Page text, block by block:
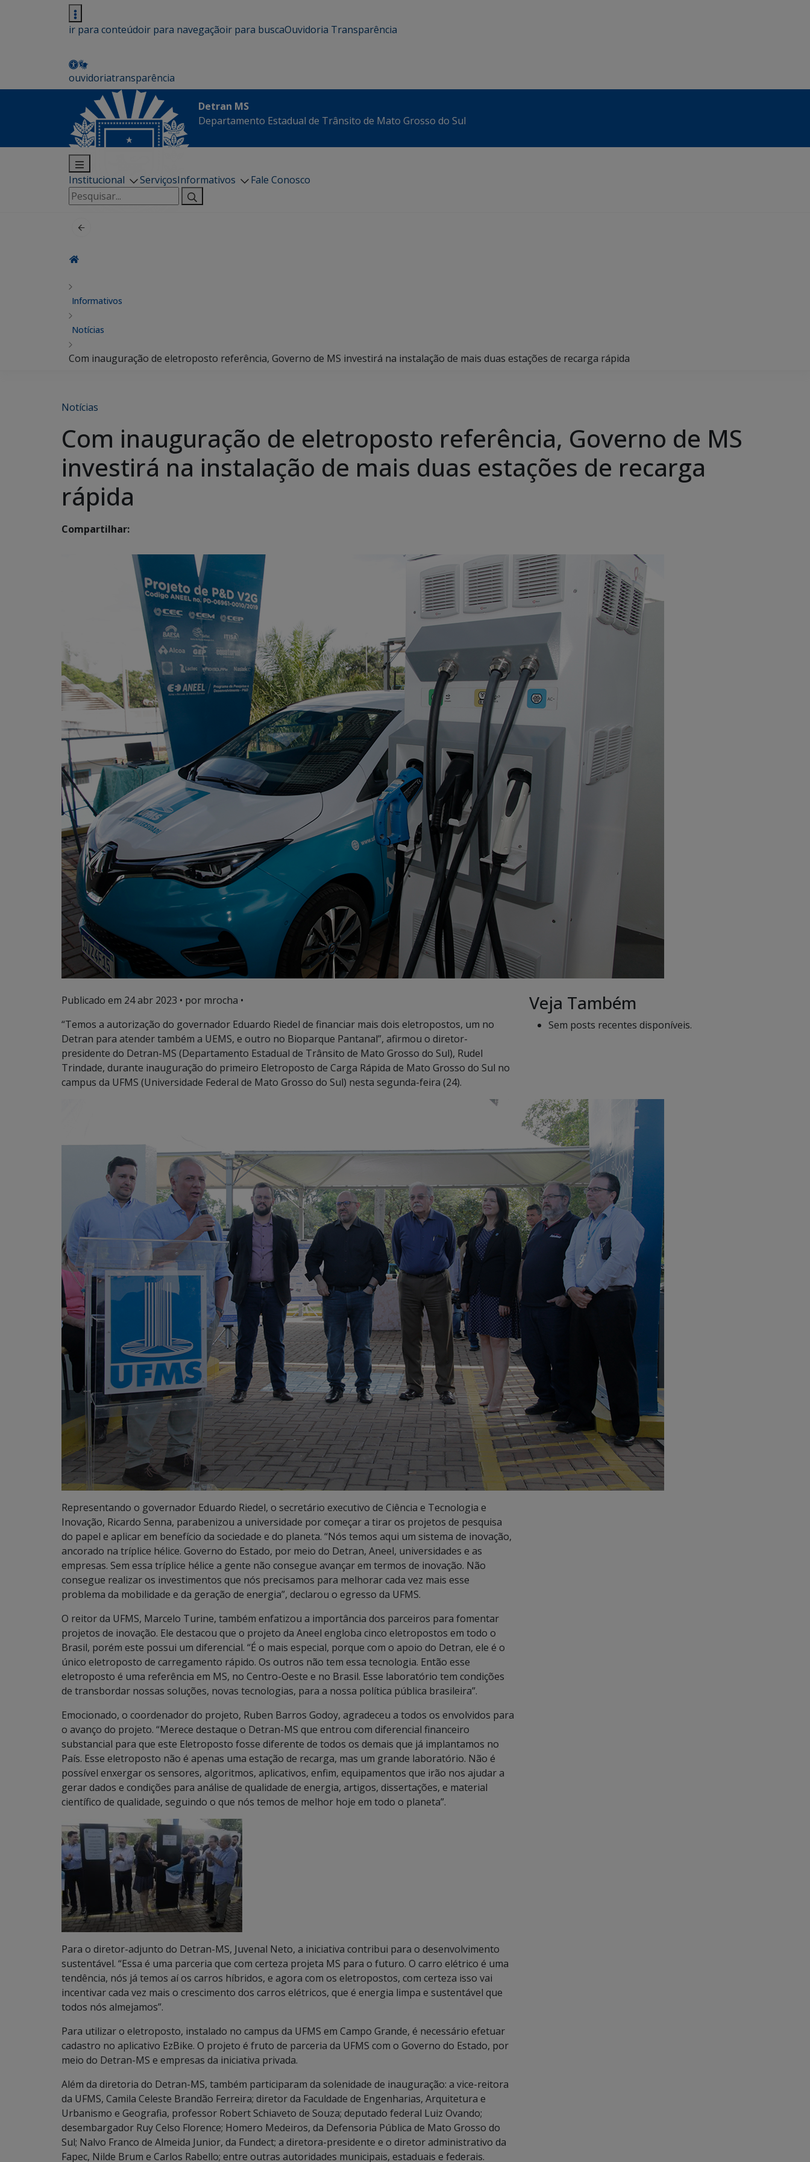
ir para conteúdoir para navegaçãoir para buscaOuvidoria Transparência
ouvidoriatransparência
Detran MS
Departamento Estadual de Trânsito de Mato Grosso do Sul
Institucional ServiçosInformativos
Fale Conosco
Pesquisar
por:
Informativos
Notícias
Com inauguração de eletroposto referência, Governo de MS investirá na instalação de mais duas estações de recarga rápida
Notícias
Com inauguração de eletroposto referência, Governo de MS
investirá na instalação de mais duas estações de recarga
rápida
Compartilhar:
Publicado em 24 abr 2023 • por mrocha •
“Temos a autorização do governador Eduardo Riedel de financiar mais dois eletropostos, um no
Detran para atender também a UEMS, e outro no Bioparque Pantanal”, afirmou o diretor-
presidente do Detran-MS (Departamento Estadual de Trânsito de Mato Grosso do Sul), Rudel
Trindade, durante inauguração do primeiro Eletroposto de Carga Rápida de Mato Grosso do Sul no
campus da UFMS (Universidade Federal de Mato Grosso do Sul) nesta segunda-feira (24).
Representando o governador Eduardo Riedel, o secretário executivo de Ciência e Tecnologia e
Inovação, Ricardo Senna, parabenizou a universidade por começar a tirar os projetos de pesquisa
do papel e aplicar em benefício da sociedade e do planeta. “Nós temos aqui um sistema de inovação,
ancorado na tríplice hélice. Governo do Estado, por meio do Detran, Aneel, universidades e as
empresas. Sem essa tríplice hélice a gente não consegue avançar em termos de inovação. Não
consegue realizar os investimentos que nós precisamos para melhorar cada vez mais esse
problema da mobilidade e da geração de energia”, declarou o egresso da UFMS.
O reitor da UFMS, Marcelo Turine, também enfatizou a importância dos parceiros para fomentar
projetos de inovação. Ele destacou que o projeto da Aneel engloba cinco eletropostos em todo o
Brasil, porém este possui um diferencial. “É o mais especial, porque com o apoio do Detran, ele é o
único eletroposto de carregamento rápido. Os outros não tem essa tecnologia. Então esse
eletroposto é uma referência em MS, no Centro-Oeste e no Brasil. Esse laboratório tem condições
de transbordar nossas soluções, novas tecnologias, para a nossa política pública brasileira”.
Emocionado, o coordenador do projeto, Ruben Barros Godoy, agradeceu a todos os envolvidos para
o avanço do projeto. “Merece destaque o Detran-MS que entrou com diferencial financeiro
substancial para que este Eletroposto fosse diferente de todos os demais que já implantamos no
País. Esse eletroposto não é apenas uma estação de recarga, mas um grande laboratório. Não é
possível enxergar os sensores, algoritmos, aplicativos, enfim, equipamentos que irão nos ajudar a
gerar dados e condições para análise de qualidade de energia, artigos, dissertações, e material
científico de qualidade, seguindo o que nós temos de melhor hoje em todo o planeta”.
Para o diretor-adjunto do Detran-MS, Juvenal Neto, a iniciativa contribui para o desenvolvimento
sustentável. “Essa é uma parceria que com certeza projeta MS para o futuro. O carro elétrico é uma
tendência, nós já temos aí os carros híbridos, e agora com os eletropostos, com certeza isso vai
incentivar cada vez mais o crescimento dos carros elétricos, que é energia limpa e sustentável que
todos nós almejamos”.
Para utilizar o eletroposto, instalado no campus da UFMS em Campo Grande, é necessário efetuar
cadastro no aplicativo EzBike. O projeto é fruto de parceria da UFMS com o Governo do Estado, por
meio do Detran-MS e empresas da iniciativa privada.
Além da diretoria do Detran-MS, também participaram da solenidade de inauguração: a vice-reitora
da UFMS, Camila Celeste Brandão Ferreira; diretor da Faculdade de Engenharias, Arquitetura e
Urbanismo e Geografia, professor Robert Schiaveto de Souza; deputado federal Luiz Ovando;
desembargador Ruy Celso Florence; Homero Medeiros, da Defensoria Pública de Mato Grosso do
Sul; Nalvo Franco de Almeida Junior, da Fundect; a diretora-presidente e o diretor administrativo da
Fapec, Nilde Brum e Carlos Rabello; entre outras autoridades municipais, estaduais e federais.
Veja Também
Sem posts recentes disponíveis.